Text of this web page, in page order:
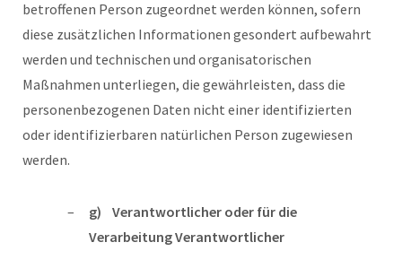
betroffenen Person zugeordnet werden können, sofern
diese zusätzlichen Informationen gesondert aufbewahrt
werden und technischen und organisatorischen
Maßnahmen unterliegen, die gewährleisten, dass die
personenbezogenen Daten nicht einer identifizierten
oder identifizierbaren natürlichen Person zugewiesen
werden.
g) Verantwortlicher oder für die
Verarbeitung Verantwortlicher